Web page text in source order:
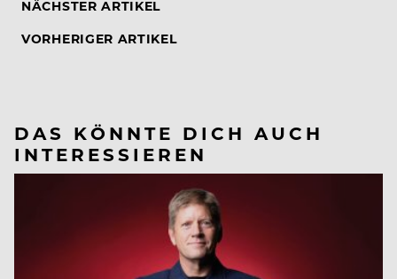
NÄCHSTER ARTIKEL
VORHERIGER ARTIKEL
DAS KÖNNTE DICH AUCH
INTERESSIEREN